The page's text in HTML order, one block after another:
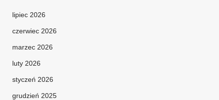
lipiec 2026
czerwiec 2026
marzec 2026
luty 2026
styczeń 2026
grudzień 2025